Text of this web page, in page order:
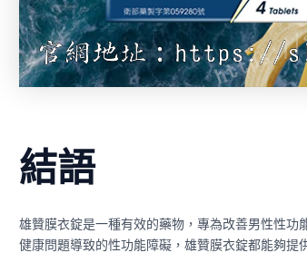
結語
雄贊膜衣錠是一種有效的藥物，專為改善男性性
健康問題導致的性功能障礙，雄贊膜衣錠都能夠